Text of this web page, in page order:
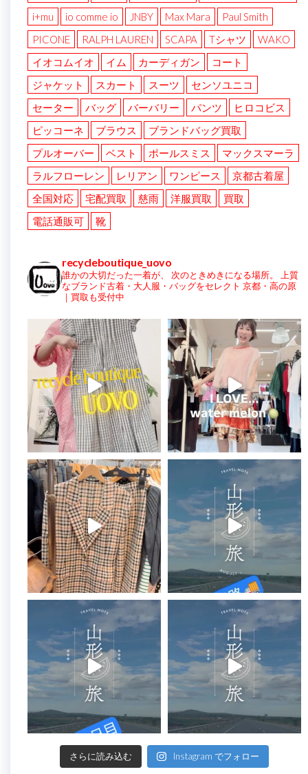
i+mu
io comme io JNBY Max Mara
Paul Smith
PICONE
RALPH LAUREN SCAPA Tシャツ
WAKO
イオコムイオ
イム カーディガン
コート
ジャケット
スカート スーツ
センソユニコ
セーター
バッグ バーバリー パンツ
ヒロコビス
ピッコーネ
ブラウス
ブランドバッグ買取
プルオーバー
ベスト ポールスミス
マックスマーラ
ラルフローレン
レリアン ワンピース
京都古着屋
全国対応
宅配買取 慈雨 洋服買取
買取
電話通販可
靴
recycleboutique_uovo
誰かの大切だった一着が、 次のときめきになる場所。
上質
なブランド古着・大人服・バッグをセレクト 京都・高の原
｜買取も受付中
さらに読み込む Instagram でフォロー